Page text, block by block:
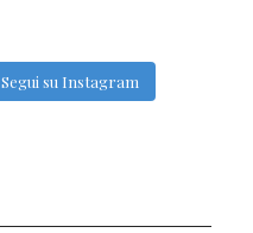
Segui su Instagram